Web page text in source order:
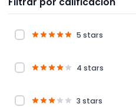
5 stars
4 stars
3 stars